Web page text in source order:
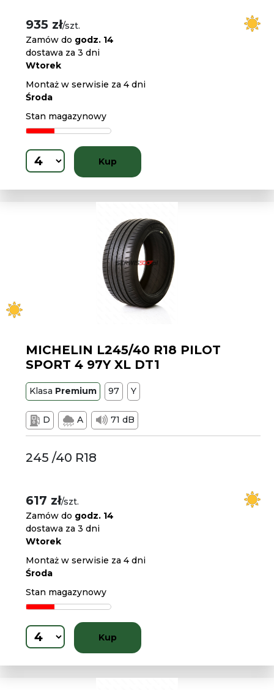
935 zł/szt.
Zamów do godz. 14
dostawa za 3 dni
Wtorek
Montaż w serwisie za 4 dni
Środa
Stan magazynowy
Kup
MICHELIN L245/40 R18 PILOT
SPORT 4 97Y XL DT1
Klasa Premium 97 Y
D A 71 dB
245 /40 R18
617 zł/szt.
Zamów do godz. 14
dostawa za 3 dni
Wtorek
Montaż w serwisie za 4 dni
Środa
Stan magazynowy
Kup